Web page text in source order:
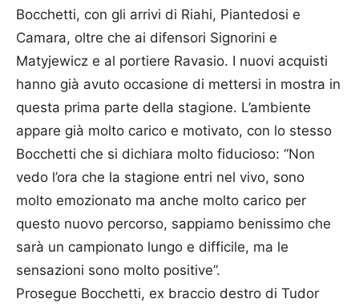
Bocchetti, con gli arrivi di Riahi, Piantedosi e
Camara, oltre che ai difensori Signorini e
Matyjewicz e al portiere Ravasio. I nuovi acquisti
hanno già avuto occasione di mettersi in mostra in
questa prima parte della stagione. L’ambiente
appare già molto carico e motivato, con lo stesso
Bocchetti che si dichiara molto fiducioso: “Non
vedo l’ora che la stagione entri nel vivo, sono
molto emozionato ma anche molto carico per
questo nuovo percorso, sappiamo benissimo che
sarà un campionato lungo e difficile, ma le
sensazioni sono molto positive”.
Prosegue Bocchetti, ex braccio destro di Tudor